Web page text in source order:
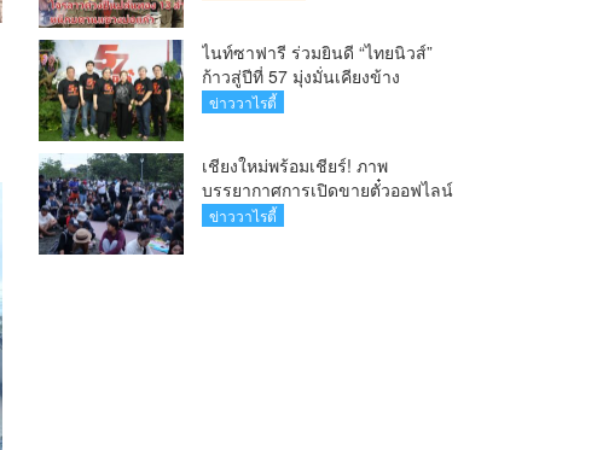
ไนท์ซาฟารี ร่วมยินดี “ไทยนิวส์”
ก้าวสู่ปีที่ 57 มุ่งมั่นเคียงข้าง
สื่อมวลชนท้องถิ่น
ข่าววาไรตี้
เชียงใหม่พร้อมเชียร์! ภาพ
บรรยากาศการเปิดขายตั๋วออฟไลน์
ศึกวอลเลย์บอลหญิง ‘BYD DMI 6th
ข่าววาไรตี้